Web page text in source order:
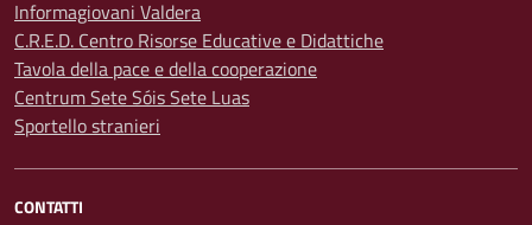
Informagiovani Valdera
C.R.E.D. Centro Risorse Educative e Didattiche
Tavola della pace e della cooperazione
Centrum Sete Sóis Sete Luas
Sportello stranieri
CONTATTI